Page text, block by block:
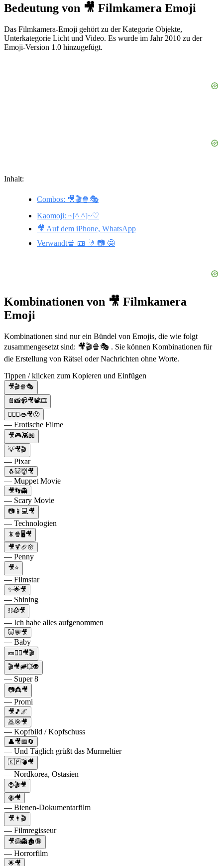
Bedeutung von 🎥 Filmkamera Emoji
Das Filmkamera-Emoji gehört zu der Kategorie Objekte,
Unterkategorie Licht und Video. Es wurde im Jahr 2010 zu der
Emoji-Version 1.0 hinzugefügt.
Inhalt:
Combos: 🎥🎬🍿🎭
Kaomoji: ~[^ ^]~♡
🎥 Auf dem iPhone, WhatsApp
Verwandt🍿 📼 🤳 📷 🤩
Kombinationen von 🎥 Filmkamera
Emoji
Kombinationen sind nur ein Bündel von Emojis, die wie folgt
zusammengesetzt sind: 🎥🎬🍿🎭 . Sie können Kombinationen für
die Erstellung von Rätsel oder Nachrichten ohne Worte.
Tippen / klicken zum Kopieren und Einfügen
🎥🎬🍿🎭
📄📸📹🎥📽🎞
🙆‍♀️‍♀️👄🎥😯
— Erotische Filme
🎥🎮👾📖
💡🎥🎬
— Pixar
🐧🐷👹🎥
— Muppet Movie
🎥👣👻
— Scary Movie
📷📱💻🎥
— Technologien
📵🍿🖥🎥
🎥🍹🏈🌸
— Penny
🎥⭐
— Filmstar
✨🌟🎥
— Shining
⛓🥀🎥
— Ich habe alles aufgenommen
🐷💬🎥
— Baby
🎫🏃‍♂️🎥🎬
🎬🎥🚞💥👽
— Super 8
📷👸🎥
— Promi
🎥🎵🌌
🙇🎯🎥
— Kopfbild / Kopfschuss
👤🎥📅🔄
— Und Täglich grüßt das Murmeltier
🇰🇵💣🎥
— Nordkorea, Ostasien
🧛🎬🎥
🐝🎥
— Bienen-Dokumentarfilm
🎥👨🎬
— Filmregisseur
🎥😱👻🏚️🔞
— Horrorfilm
🌟🎥